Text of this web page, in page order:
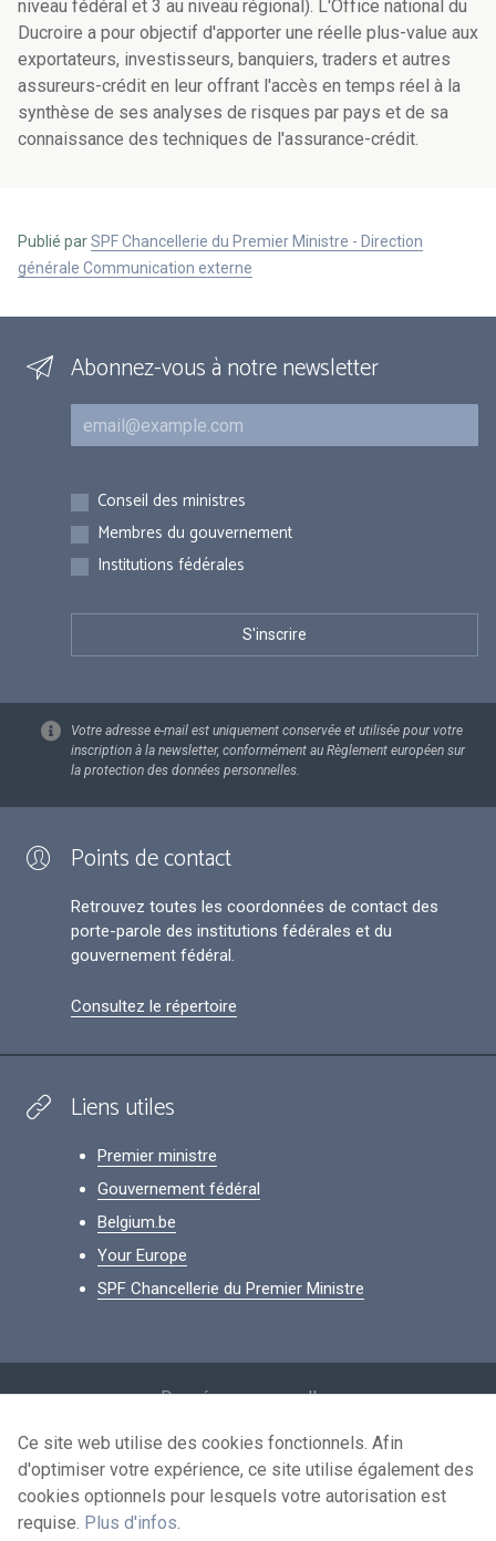
niveau fédéral et 3 au niveau régional). L'Office national du
Ducroire a pour objectif d'apporter une réelle plus-value aux
exportateurs, investisseurs, banquiers, traders et autres
assureurs-crédit en leur offrant l'accès en temps réel à la
synthèse de ses analyses de risques par pays et de sa
connaissance des techniques de l'assurance-crédit.
Publié parSPF Chancellerie du Premier Ministre - Direction
générale Communication externe
Abonnez-vous à notre newsletter
Courriel
Inscriptions
Conseil des ministres
Membres du gouvernement
Institutions fédérales
Votre adresse e-mail est uniquement conservée et utilisée pour votre
inscription à la newsletter, conformément au Règlement européen sur
la protection des données personnelles.
Points de contact
Retrouvez toutes les coordonnées de contact des
porte-parole des institutions fédérales et du
gouvernement fédéral.
Consultez le répertoire
Liens utiles
Premier ministre
Gouvernement fédéral
Belgium.be
Your Europe
SPF Chancellerie du Premier Ministre
Données personnelles
Conditions de réutilisation
Contactez-nous
Ce site web utilise des cookies fonctionnels. Afin
d'optimiser votre expérience, ce site utilise également des
cookies optionnels pour lesquels votre autorisation est
requise. Plus d'infos.